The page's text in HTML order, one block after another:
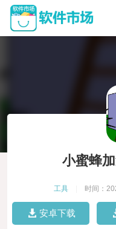
小蜜蜂
工具 时间：
安卓下载